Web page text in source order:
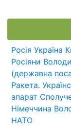
Росія Україна
Росіяни
(державна
Ракета.
апарат
Німеччина
НАТО